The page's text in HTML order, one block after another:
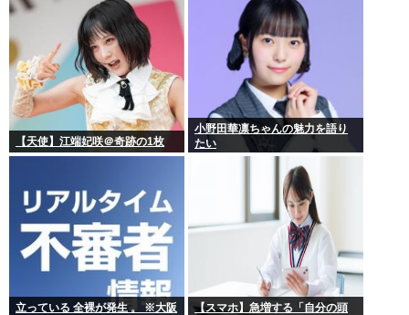
【天使】江端妃咲＠奇跡の1枚
小野田華凛ちゃんの魅力を語り
たい
立っている 全裸が発生 。 ※大阪
【スマホ】急増する「自分の頭